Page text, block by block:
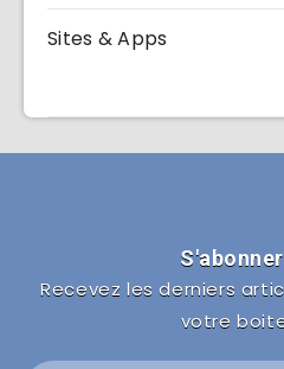
Sites & Apps
Recevez les derniers
votre